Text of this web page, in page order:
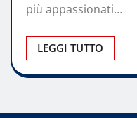
più appassionati…
LEGGI TUTTO